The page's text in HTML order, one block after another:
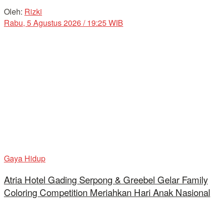
Oleh: Rizki
Rabu, 5 Agustus 2026 / 19:25 WIB
Gaya Hidup
Atria Hotel Gading Serpong & Greebel Gelar Family
Coloring Competition Meriahkan Hari Anak Nasional